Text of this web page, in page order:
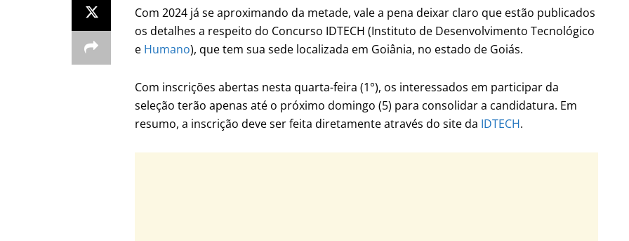
Com 2024 já se aproximando da metade, vale a pena deixar claro que estão publicados
os detalhes a respeito do Concurso IDTECH (Instituto de Desenvolvimento Tecnológico
e Humano), que tem sua sede localizada em Goiânia, no estado de Goiás.
Com inscrições abertas nesta quarta-feira (1°), os interessados em participar da
seleção terão apenas até o próximo domingo (5) para consolidar a candidatura. Em
resumo, a inscrição deve ser feita diretamente através do site da IDTECH.